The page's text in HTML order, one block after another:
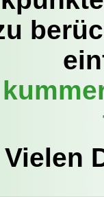
Vielen